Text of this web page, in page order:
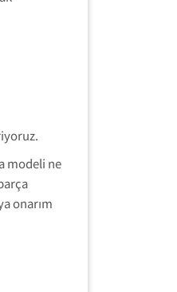
modeli ne
onarım